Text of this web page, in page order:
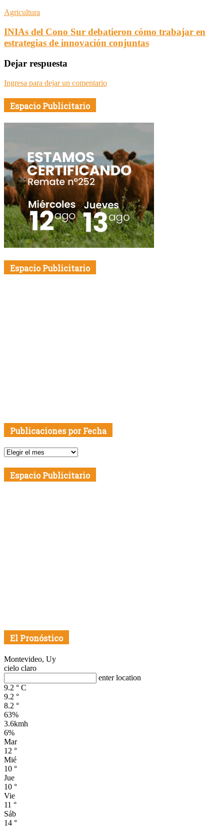
Agricultura
INIAs del Cono Sur debatieron cómo trabajar en
estrategias de innovación conjuntas
Dejar respuesta
Ingresa para dejar un comentario
Espacio Publicitario
Espacio Publicitario
Publicaciones por Fecha
Publicaciones
Fecha
Espacio Publicitario
El Pronóstico
Montevideo, Uy
cielo claro
enter location
9.2 ° C
9.2 °
8.2 °
63%
3.6kmh
6%
Mar
12 °
Mié
10 °
Jue
10 °
Vie
11 °
Sáb
14 °